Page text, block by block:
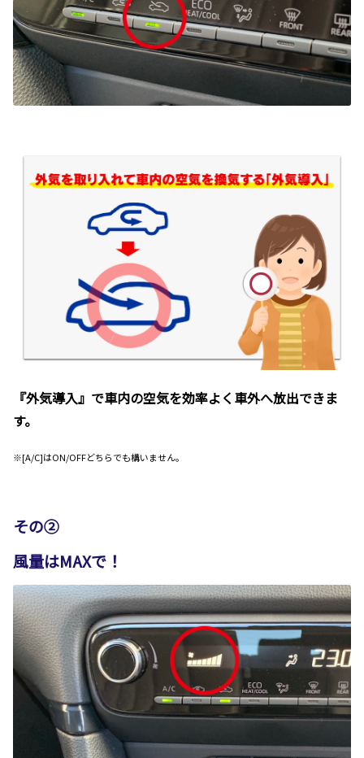
『外気導入』で車内の空気を効率よく車外へ放出できま
す。
※[A/C]はON/OFFどちらでも構いません。
その②
風量はMAXで！